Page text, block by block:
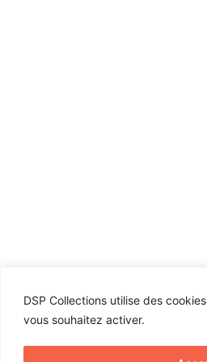
DSP Collections utilise des
vous souhaitez activer.